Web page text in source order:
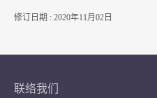
修订日期 : 2020年11月02日
联络我们